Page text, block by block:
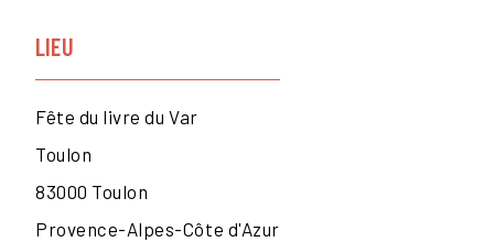
LIEU
Fête du livre du Var
Toulon
83000 Toulon
Provence-Alpes-Côte d'Azur